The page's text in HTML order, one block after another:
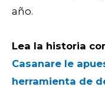
año.
Lea la historia
Casanare le
herramienta de